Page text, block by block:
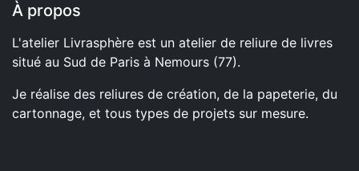
À propos
L'atelier Livrasphère est un atelier de reliure de livres
situé au Sud de Paris à Nemours (77).
Je réalise des reliures de création, de la papeterie, du
cartonnage, et tous types de projets sur mesure.